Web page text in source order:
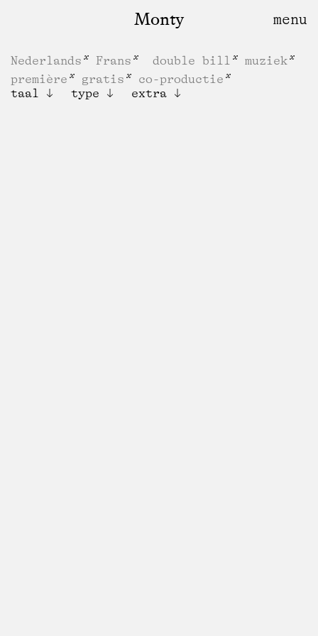
Monty
Nederlands Frans double bill
muziek
première
gratis
co-productie
taal
type extra